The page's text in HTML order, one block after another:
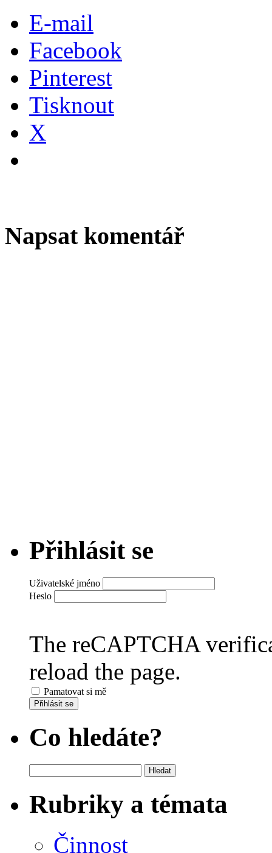
E-mail
Facebook
Pinterest
Tisknout
X
Napsat komentář
Přihlásit se
Uživatelské jméno
Heslo
The reCAPTCHA
reload the page.
Pamatovat si mě
Přihlásit se
Co hledáte?
Rubriky a témata
Činnost